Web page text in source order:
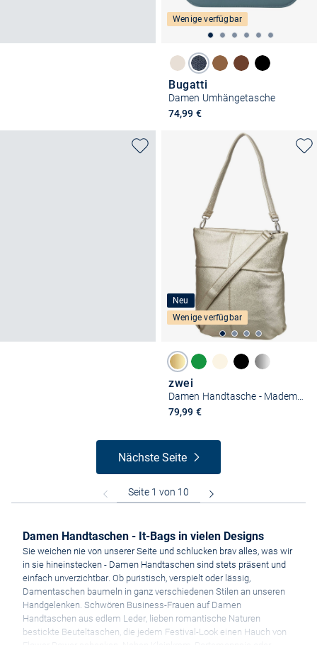
Wenige verfügbar
Bugatti
Damen Umhängetasche
74,99 €
Neu
Wenige verfügbar
zwei
79,99 €
Nächste Seite
Damen Handtaschen - It-Bags in vielen Designs
Sie weichen nie von unserer Seite und schlucken brav alles, was wir
in sie hineinstecken - Damen Handtaschen sind stets präsent und
einfach unverzichtbar. Ob puristisch, verspielt oder lässig,
Damentaschen baumeln in ganz verschiedenen Stilen an unseren
Handgelenken. Schwören Business-Frauen auf Damen
Handtaschen aus edlem Leder, lieben romantische Naturen
bestickte Beuteltaschen, die jedem Festival-Look einen Hauch von